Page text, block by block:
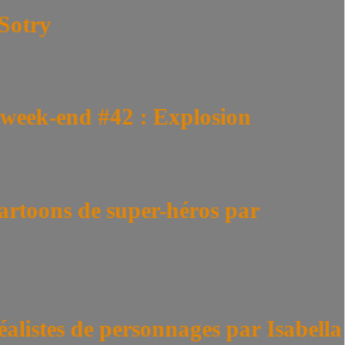
end #42 : Explosion
de super-héros par
de personnages par Isabella